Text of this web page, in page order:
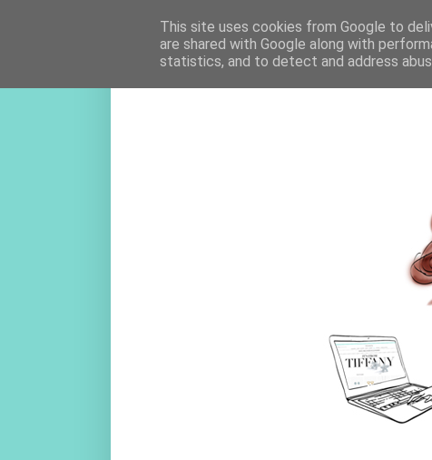
This site uses cookies from Google to
are shared with Google along with
statistics, and to detect and address